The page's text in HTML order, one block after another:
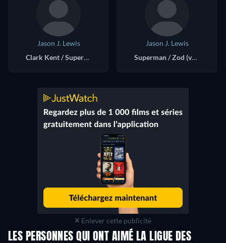
Jason J. Lewis
Clark Kent / Superman (voice)
Jason J. Lewis
Superman / Zod (voice)
Enlever cette publicité
LES PERSONNES QUI ONT AIMÉ LA LIGUE DES